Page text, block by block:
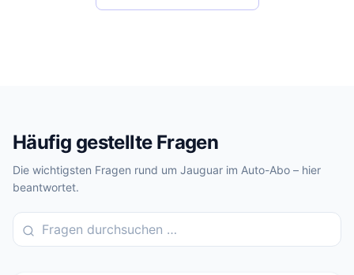
Häufig gestellte Fragen
Die wichtigsten Fragen rund um Jauguar im Auto-Abo – hier
beantwortet.